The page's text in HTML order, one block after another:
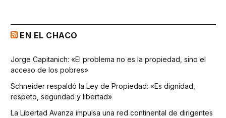
EN EL CHACO
Jorge Capitanich: «El problema no es la propiedad, sino el
acceso de los pobres»
Schneider respaldó la Ley de Propiedad: «Es dignidad,
respeto, seguridad y libertad»
La Libertad Avanza impulsa una red continental de dirigentes